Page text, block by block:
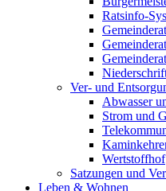
Ratsinfo-
Ver- und
Abwasser
Strom und
Wertstoffhof
Satzungen und
Leben & Wohnen